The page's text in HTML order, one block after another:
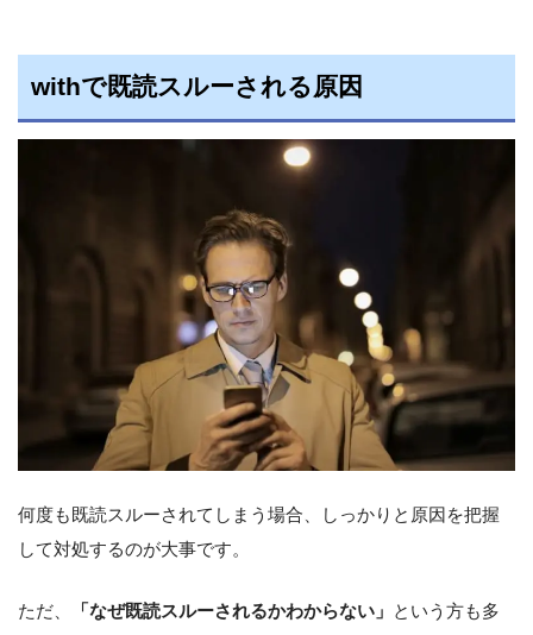
withで既読スルーされる原因
何度も既読スルーされてしまう場合、しっかりと原因を把握
して対処するのが大事です。
ただ、 「なぜ既読スルーされるかわからない」 という方も多